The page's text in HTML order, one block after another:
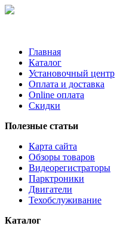
Главная
Каталог
Установочный центр
Оплата и доставка
Online оплата
Скидки
Полезные статьи
Карта сайта
Обзоры товаров
Видеорегистраторы
Парктроники
Двигатели
Техобслуживание
Каталог